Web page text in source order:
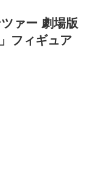
ァー 劇場版
フィギュア